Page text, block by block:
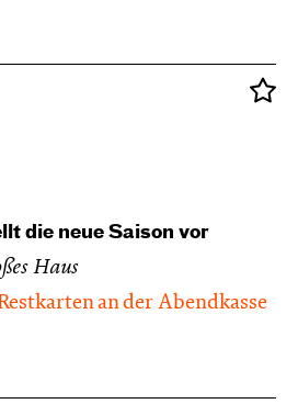
die neue Saison vor
Haus
an der Abendkasse